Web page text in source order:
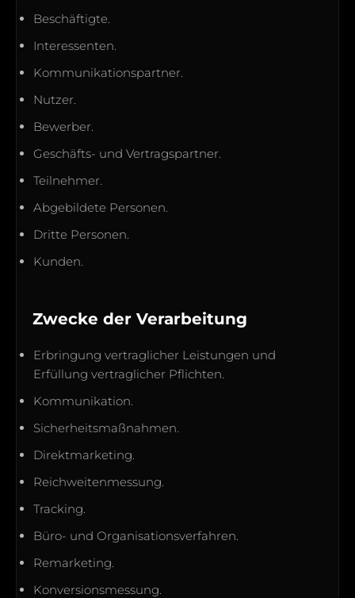
Beschäftigte.
Interessenten.
Kommunikationspartner.
Nutzer.
Bewerber.
Geschäfts- und Vertragspartner.
Teilnehmer.
Abgebildete Personen.
Dritte Personen.
Kunden.
Zwecke der Verarbeitung
Erbringung vertraglicher Leistungen und
Erfüllung vertraglicher Pflichten.
Kommunikation.
Sicherheitsmaßnahmen.
Direktmarketing.
Reichweitenmessung.
Tracking.
Büro- und Organisationsverfahren.
Remarketing.
Konversionsmessung.